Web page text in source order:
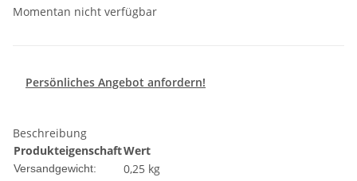
Momentan nicht verfügbar
Persönliches Angebot anfordern!
Beschreibung
ProdukteigenschaftWert
Versandgewicht: 0,25 kg